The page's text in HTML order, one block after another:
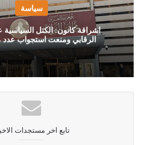
سياسة
اشراقة كانون: الكتل السياسية
الرقابي ومنعت استجواب عدد
تابع اخر مستجدات